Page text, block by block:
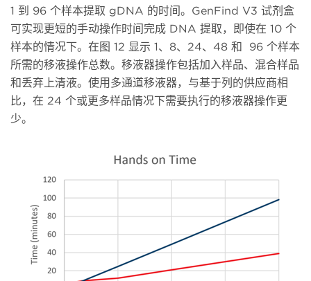
1 到 96 个样本提取 gDNA 的时间。GenFind V3 试剂盒
可实现更短的手动操作时间完成 DNA 提取，即使在 10 个
样本的情况下。在图 12 显示 1、8、24、48 和 96 个样本
所需的移液操作总数。移液器操作包括加入样品、混合样品
和丢弃上清液。使用多通道移液器，与基于列的供应商相
比，在 24 个或更多样品情况下需要执行的移液器操作更
少。